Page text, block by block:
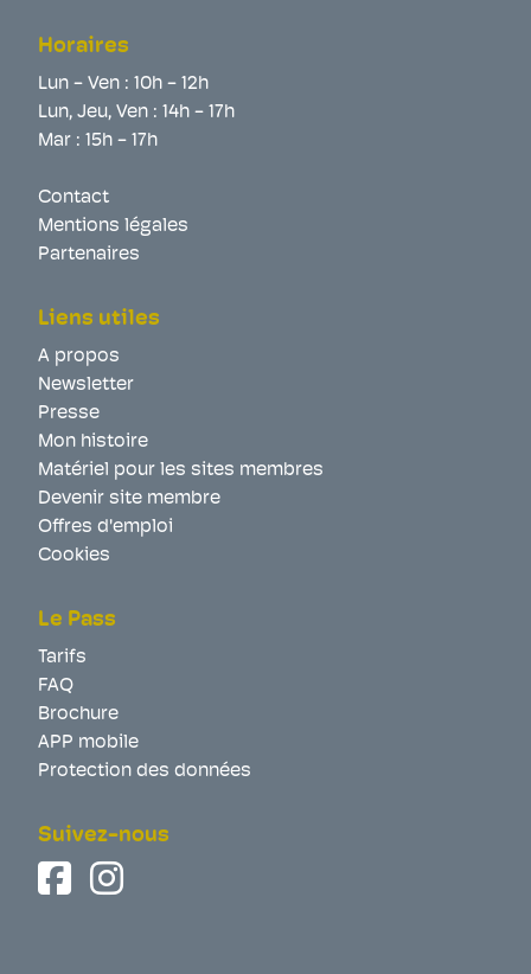
Horaires
Lun - Ven : 10h - 12h
Lun, Jeu, Ven : 14h - 17h
Mar : 15h - 17h
Contact
Mentions légales
Partenaires
Liens utiles
A propos
Newsletter
Presse
Mon histoire
Matériel pour les sites membres
Devenir site membre
Offres d'emploi
Cookies
Le Pass
Tarifs
FAQ
Brochure
APP mobile
Protection des données
Suivez-nous